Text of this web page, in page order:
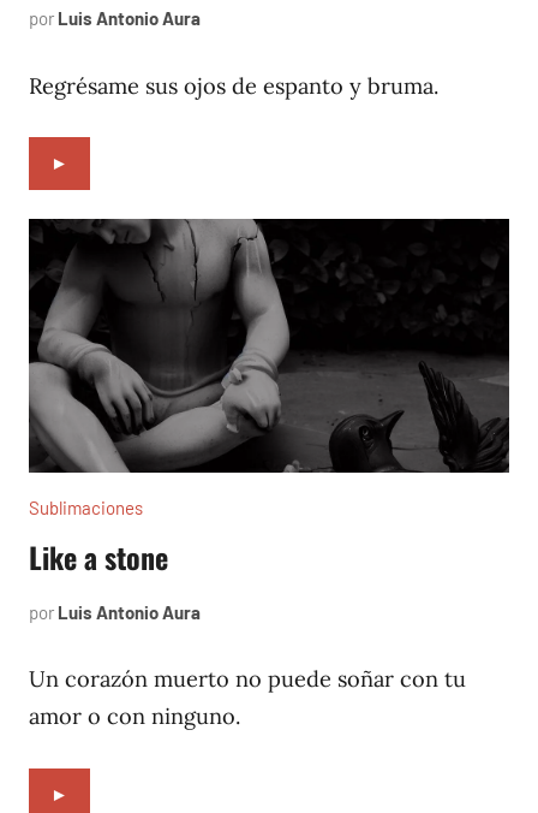
por Luis Antonio Aura
2022
Regrésame sus ojos de espanto y bruma.
►
Sublimaciones
Like a stone
por Luis Antonio Aura
2022
Un corazón muerto no puede soñar con tu
amor o con ninguno.
►